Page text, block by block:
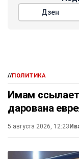
Дзен
//ПОЛИТИКА
Имам
дарована
5 августа 2026, 12:23